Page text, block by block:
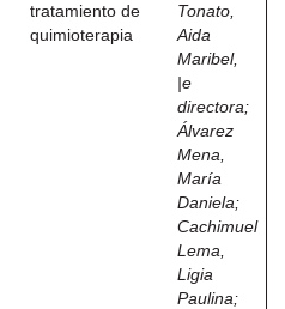
tratamiento de
quimioterapia
Tonato,
Aida
Maribel,
|e
directora;
Álvarez
Mena,
María
Daniela;
Cachimuel
Lema,
Ligia
Paulina;